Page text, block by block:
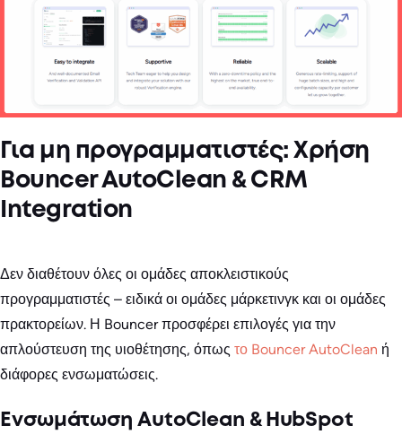
Για μη προγραμματιστές: Χρήση
Bouncer AutoClean & CRM
Integration
Δεν διαθέτουν όλες οι ομάδες αποκλειστικούς
προγραμματιστές – ειδικά οι ομάδες μάρκετινγκ και οι ομάδες
πρακτορείων. Η Bouncer προσφέρει επιλογές για την
απλούστευση της υιοθέτησης, όπως το Bouncer AutoClean ή
διάφορες ενσωματώσεις.
Ενσωμάτωση AutoClean & HubSpot